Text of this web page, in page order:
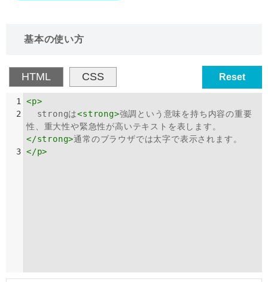
基本の使い方
Reset
HTML CSS
1 <p>
2
  strongは
<strong>強調という意味を持ち内容の重要
性、重大性や緊急性が高いテキストを表します。
</strong>通常のブラウザでは太字で表示されます。
3 </p>